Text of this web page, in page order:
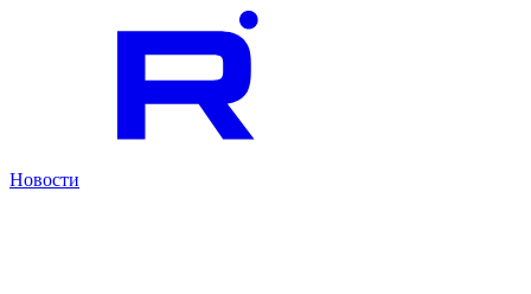
Новости